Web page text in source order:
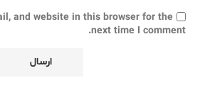
and website in this browser for the
next time I comment.